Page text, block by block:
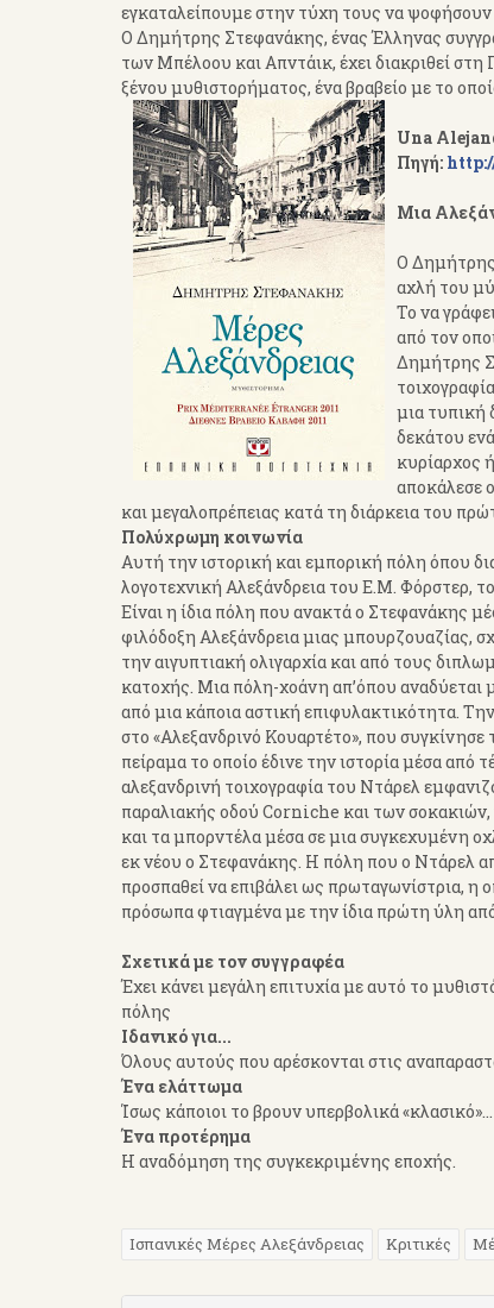
εγκαταλείπουμε στην τύχη τους να
Ο Δημήτρης Στεφανάκης, ένας Έλληνας
των Μπέλοου και Απντάικ, έχει διακριθεί
ξένου μυθιστορήματος, ένα βραβείο με το
Una
Πηγή:
Μια
Ο Δημήτρης
αχλή του
Το να
από τον
Δημήτρης
μια τυπική
δεκάτου
κυρίαρχος
αποκάλεσε
και μεγαλοπρέπειας κατά τη διάρκεια του
Πολύχρωμη κοινωνία
Αυτή την ιστορική και εμπορική πόλη όπου
λογοτεχνική Αλεξάνδρεια του Ε.Μ. Φόρστερ,
Είναι η ίδια πόλη που ανακτά ο Στεφανάκης
φιλόδοξη Αλεξάνδρεια μιας μπουρζουαζίας,
την αιγυπτιακή ολιγαρχία και από τους
κατοχής. Μια πόλη-χοάνη απ’όπου αναδύεται
από μια κάποια αστική επιφυλακτικότητα.
στο «Αλεξανδρινό Κουαρτέτο», που
πείραμα το οποίο έδινε την ιστορία μέσα
αλεξανδρινή τοιχογραφία του Ντάρελ
παραλιακής οδού Corniche και των
και τα μπορντέλα μέσα σε μια συγκεχυμένη
εκ νέου ο Στεφανάκης. Η πόλη που ο Ντάρελ
προσπαθεί να επιβάλει ως πρωταγωνίστρια,
πρόσωπα φτιαγμένα με την ίδια πρώτη ύλη
Σχετικά με τον συγγραφέα
Έχει κάνει μεγάλη επιτυχία με αυτό το
πόλης
Ιδανικό για...
Όλους αυτούς που αρέσκονται στις
Ένα ελάττωμα
Ίσως κάποιοι το βρουν υπερβολικά «κλασικό»…
Ένα προτέρημα
Η αναδόμηση της συγκεκριμένης εποχής.
Ισπανικές Μέρες Αλεξάνδρειας Κριτικές